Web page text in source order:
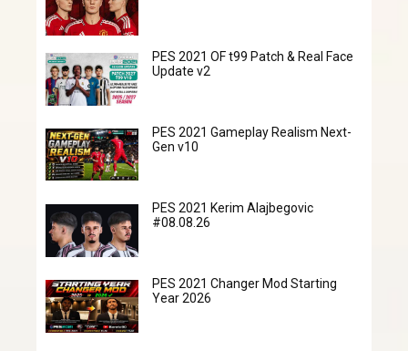
PES 2021 OF t99 Patch & Real Face
Update v2
PES 2021 Gameplay Realism Next-
Gen v10
PES 2021 Kerim Alajbegovic
#08.08.26
PES 2021 Changer Mod Starting
Year 2026